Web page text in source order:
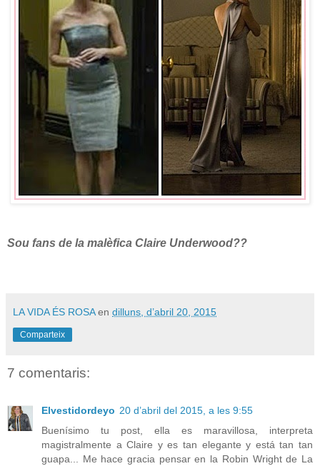
Sou fans de la malèfica Claire Underwood??
LA VIDA ÉS ROSA en dilluns, d’abril 20, 2015
Comparteix
7 comentaris:
Elvestidordeyo 20 d’abril del 2015, a les 9:55
Buenísimo tu post, ella es maravillosa, interpreta
magistralmente a Claire y es tan elegante y está tan tan
guapa... Me hace gracia pensar en la Robin Wright de La